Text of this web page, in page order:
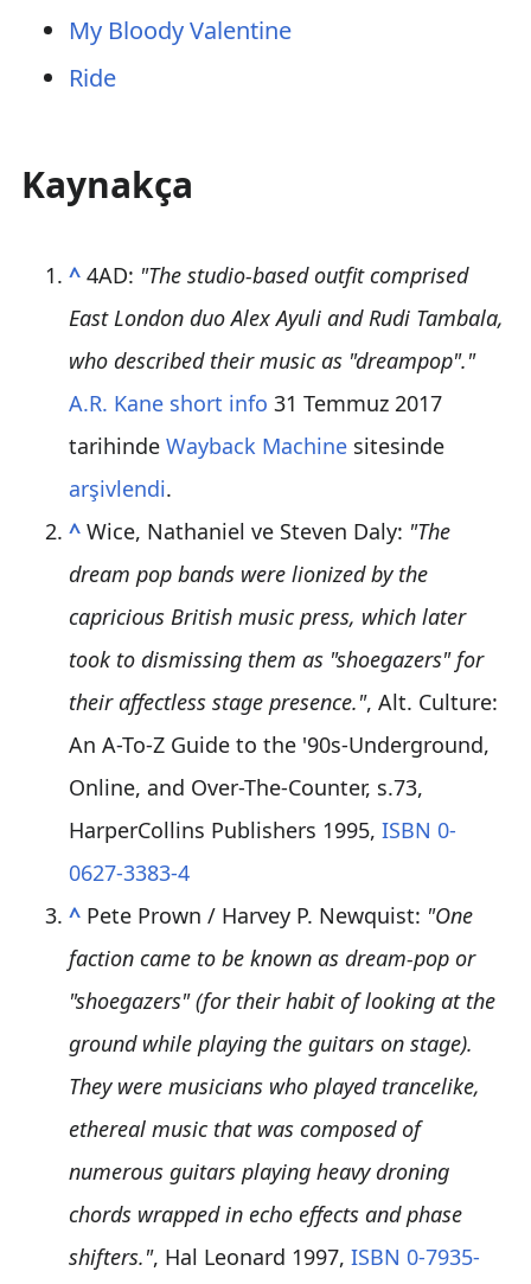
My Bloody Valentine
Ride
Kaynakça
^ 4AD: "The studio-based outfit comprised
East London duo Alex Ayuli and Rudi Tambala,
who described their music as "dreampop"."
A.R. Kane short info 31 Temmuz 2017
tarihinde Wayback Machinesitesinde
arşivlendi.
^ Wice, Nathaniel ve Steven Daly: "The
dream pop bands were lionized by the
capricious British music press, which later
took to dismissing them as "shoegazers" for
their affectless stage presence.", Alt. Culture:
An A-To-Z Guide to the '90s-Underground,
Online, and Over-The-Counter, s.73,
HarperCollins Publishers 1995, ISBN 0-
0627-3383-4
^ Pete Prown / Harvey P. Newquist: "One
faction came to be known as dream-pop or
"shoegazers" (for their habit of looking at the
ground while playing the guitars on stage).
They were musicians who played trancelike,
ethereal music that was composed of
numerous guitars playing heavy droning
chords wrapped in echo effects and phase
shifters.", Hal Leonard 1997, ISBN 0-7935-